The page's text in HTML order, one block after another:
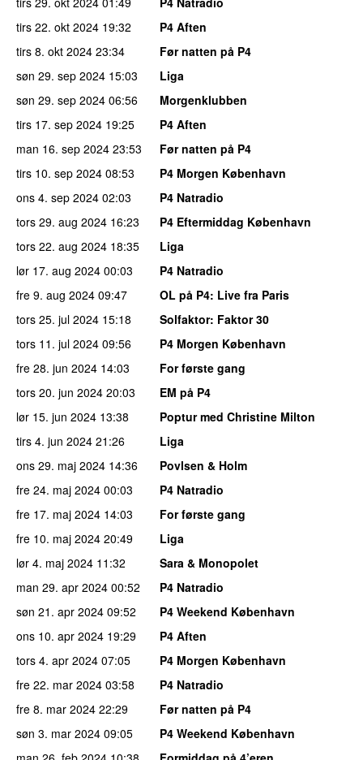
tirs 22. okt 2024 19:32
P4 Aften
tirs 8. okt 2024 23:34
Før natten på P4
søn 29. sep 2024 15:03
Liga
søn 29. sep 2024 06:56
Morgenklubben
tirs 17. sep 2024 19:25
P4 Aften
man 16. sep 2024 23:53
Før natten på P4
tirs 10. sep 2024 08:53
P4 Morgen København
ons 4. sep 2024 02:03
P4 Natradio
tors 29. aug 2024 16:23
P4 Eftermiddag København
tors 22. aug 2024 18:35
Liga
lør 17. aug 2024 00:03
P4 Natradio
fre 9. aug 2024 09:47 OL på P4: Live fra Paris
tors 25. jul 2024 15:18 Solfaktor: Faktor 30
tors 11. jul 2024 09:56
P4 Morgen København
fre 28. jun 2024 14:03
For første gang
tors 20. jun 2024 20:03
EM på P4
lør 15. jun 2024 13:38
Poptur med Christine Milton
tirs 4. jun 2024 21:26
Liga
ons 29. maj 2024 14:36
Povlsen & Holm
fre 24. maj 2024 00:03
P4 Natradio
fre 17. maj 2024 14:03
For første gang
fre 10. maj 2024 20:49
Liga
lør 4. maj 2024 11:32
Sara & Monopolet
man 29. apr 2024 00:52
P4 Natradio
søn 21. apr 2024 09:52
P4 Weekend København
ons 10. apr 2024 19:29
P4 Aften
tors 4. apr 2024 07:05
P4 Morgen København
fre 22. mar 2024 03:58
P4 Natradio
fre 8. mar 2024 22:29
Før natten på P4
søn 3. mar 2024 09:05
P4 Weekend København